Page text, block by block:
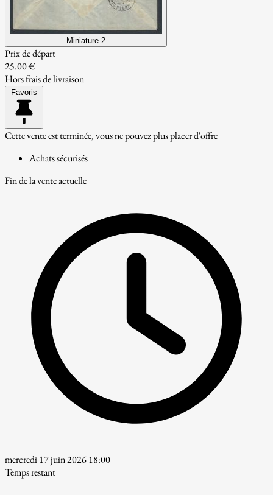
Miniature 2
Prix de départ
25.00 €
Hors frais de livraison
Favoris
Cette vente est terminée, vous ne pouvez plus placer d'offre
Achats sécurisés
Fin de la vente actuelle
mercredi 17 juin 2026 18:00
Temps restant